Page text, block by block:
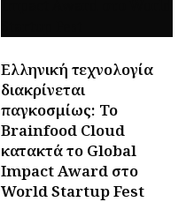
Ελληνική τεχνολογία
διακρίνεται
παγκοσμίως: Το
Brainfood Cloud
κατακτά το Global
Impact Award στο
World Startup Fest